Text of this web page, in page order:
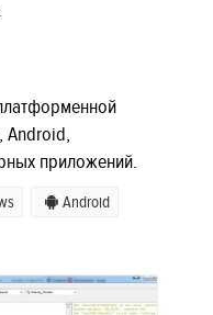
Android,
приложений.
Android